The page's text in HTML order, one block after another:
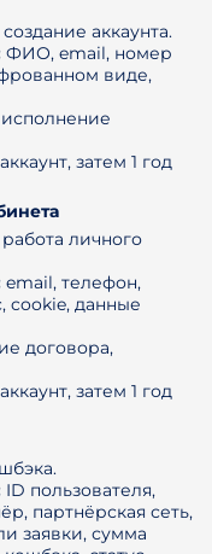
аккаунта.
ФИО, email, номер
виде,
затем 1 год
личного
email, телефон,
cookie, данные
договора,
затем 1 год
ID пользователя,
партнёрская сеть,
заявки, сумма